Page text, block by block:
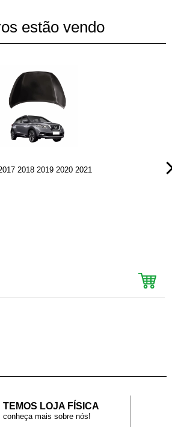
estão vendo
2018 2019 2020 2021
TEMOS LOJA FÍSICA
conheça mais sobre nós!